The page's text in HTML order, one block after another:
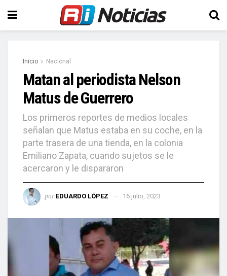
Inicio Nacional
Matan al periodista Nelson
Matus de Guerrero
Los primeros reportes de medios locales
señalan que Matus estaba en su coche, en la
parte trasera de una tienda, en la colonia
Emiliano Zapata, cuando sujetos se le
acercaron y le dispararon
por EDUARDO LÓPEZ 16 julio, 2023